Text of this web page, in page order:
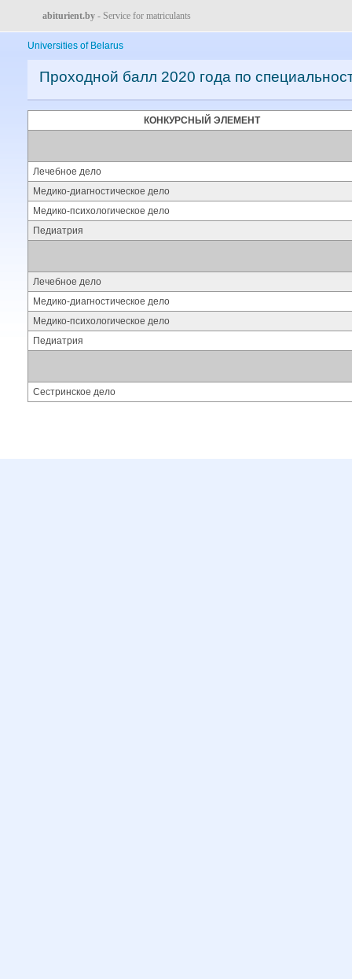
abiturient.by - Service for matriculants
Universities of Belarus
Проходной балл 2020 года по
КОНКУРСНЫЙ ЭЛЕМЕНТ
Лечебное дело
Медико-диагностическое дело
Медико-психологическое дело
Педиатрия
Лечебное дело
Медико-диагностическое дело
Медико-психологическое дело
Педиатрия
Сестринское дело